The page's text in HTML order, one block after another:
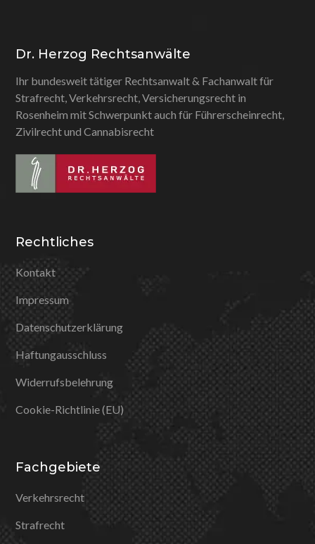
Dr. Herzog Rechtsanwälte
Ihr bundesweit tätiger Rechtsanwalt & Fachanwalt für
Strafrecht, Verkehrsrecht, Versicherungsrecht in
Rosenheim mit Schwerpunkt auch für Führerscheinrecht,
Zivilrecht und Cannabisrecht
Rechtliches
Kontakt
Impressum
Datenschutzerklärung
Haftungausschluss
Widerrufsbelehrung
Cookie-Richtlinie (EU)
Fachgebiete
Verkehrsrecht
Strafrecht